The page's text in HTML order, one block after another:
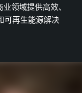
领域提供高效、
可再生能源解决